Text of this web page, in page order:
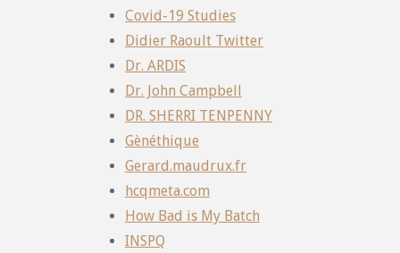
Covid-19 Studies
Didier Raoult Twitter
Dr. ARDIS
Dr. John Campbell
DR. SHERRI TENPENNY
Gènéthique
Gerard.maudrux.fr
hcqmeta.com
How Bad is My Batch
INSPQ